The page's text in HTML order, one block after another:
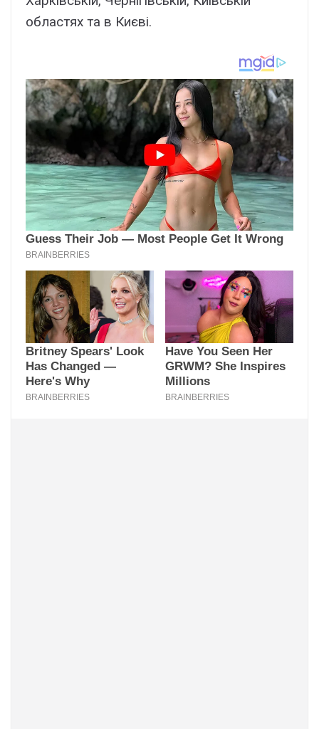
областях та в Києві.